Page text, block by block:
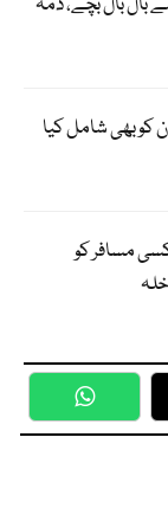
کو بھی شامل کیا
مسافر کو